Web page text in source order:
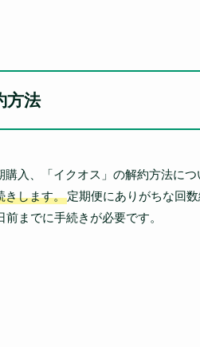
方法
入、「イクオス」の解約方法につ
きします。定期便にありがちな回
前までに手続きが必要です。